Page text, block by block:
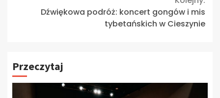
Dźwiękowa podróż: koncert gongów i mis
tybetańskich w Cieszynie
Przeczytaj